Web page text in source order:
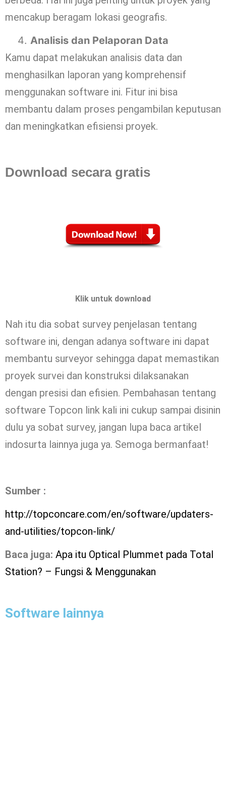
mencakup beragam lokasi geografis.
Analisis dan Pelaporan Data
Kamu dapat melakukan analisis data dan
menghasilkan laporan yang komprehensif
menggunakan software ini. Fitur ini bisa
membantu dalam proses pengambilan keputusan
dan meningkatkan efisiensi proyek.
Download secara gratis
Klik untuk download
Nah itu dia sobat survey penjelasan tentang
software ini, dengan adanya software ini dapat
membantu surveyor sehingga dapat memastikan
proyek survei dan konstruksi dilaksanakan
dengan presisi dan efisien. Pembahasan tentang
software Topcon link kali ini cukup sampai disinin
dulu ya sobat survey, jangan lupa baca artikel
indosurta lainnya juga ya. Semoga bermanfaat!
Sumber :
http://topconcare.com/en/software/updaters-
and-utilities/topcon-link/
Baca juga: Apa itu Optical Plummet pada Total
Station? – Fungsi & Menggunakan
Software lainnya